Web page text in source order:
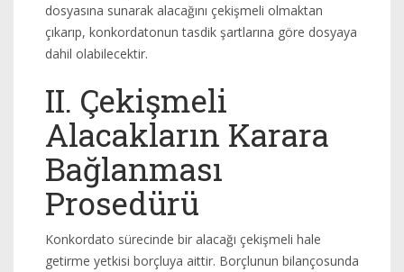
dosyasına sunarak alacağını çekişmeli olmaktan
çıkarıp, konkordatonun tasdik şartlarına göre dosyaya
dahil olabilecektir.
II. Çekişmeli
Alacakların Karara
Bağlanması
Prosedürü
Konkordato sürecinde bir alacağı çekişmeli hale
getirme yetkisi borçluya aittir. Borçlunun bilançosunda